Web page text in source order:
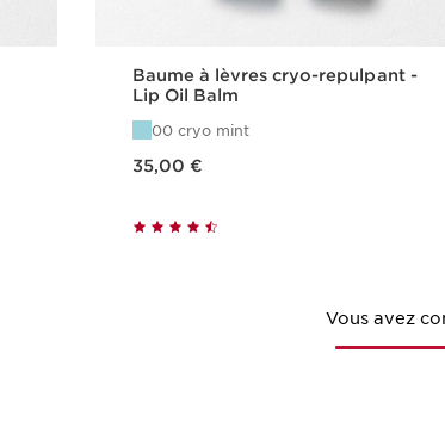
Baume à lèvres cryo-repulpant -
Lip Oil Balm
00 cryo mint
35,00 €
Vous avez